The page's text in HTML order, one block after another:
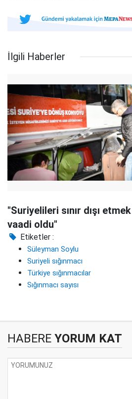
İlgili Haberler
"Suriyelileri sınır dışı
vaadi oldu"
Etiketler :
Süleyman Soylu
Suriyeli sığınmacı
Türkiye sığınmacılar
Sığınmacı sayısı
HABERE YORUM KAT